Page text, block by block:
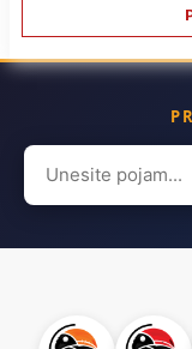
Search
for: